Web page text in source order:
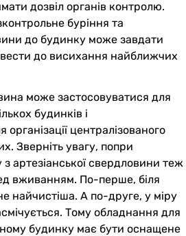
дозвіл органів контролю.
буріння та
до будинку може завдати
до висихання найближчих
може застосовуватися для
будинків і
централізованого
Зверніть увагу, попри
артезіанської свердловини теж
вживанням. По-перше, біля
найчистіша. А по-друге, у міру
Тому обладнання для
будинку має бути оснащене